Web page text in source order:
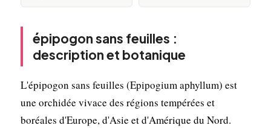
épipogon sans feuilles :
description et botanique
L'épipogon sans feuilles (Epipogium aphyllum) est
une orchidée vivace des régions tempérées et
boréales d'Europe, d'Asie et d'Amérique du Nord.